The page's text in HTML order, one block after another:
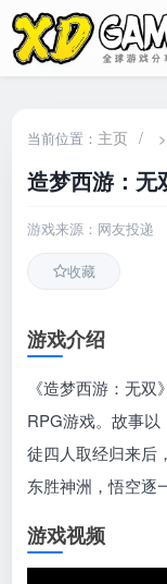
当前位置： 主页 / >
造梦西游：无
游戏来源：网友投递
收藏
游戏介绍
《造梦西游：无
RPG游戏。故事
徒四人取经归来后
东胜神洲，悟空逐
游戏视频